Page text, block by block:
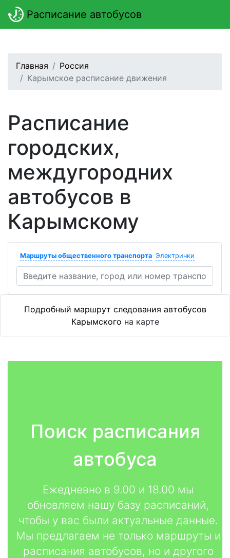
Расписание автобусов
Главная
Россия
Карымское расписание движения
Расписание
городских,
междугородних
автобусов в
Карымскому
Маршруты общественного транспорта Электрички
Подробный маршрут следования автобусов
Карымского на карте
Поиск расписания
автобуса
Ежедневно в 9.00 и 18.00 мы
обновляем нашу базу расписаний,
чтобы у вас были актуальные данные.
Мы предлагаем не только маршруты и
расписания автобусов, но и другого